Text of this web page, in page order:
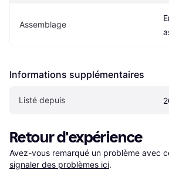
Assemblage
Informations supplémentaires
Listé depuis
Retour d'expérience
Avez-vous remarqué un problème avec
signaler des problèmes ici.